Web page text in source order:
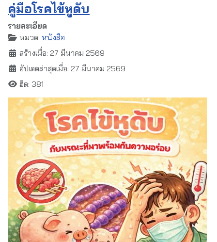
คู่มือโรคไข้หูดับ
รายละเอียด
หมวด: หนังสือ
สร้างเมื่อ: 27 มีนาคม 2569
อัปเดตล่าสุดเมื่อ: 27 มีนาคม 2569
ฮิต: 381